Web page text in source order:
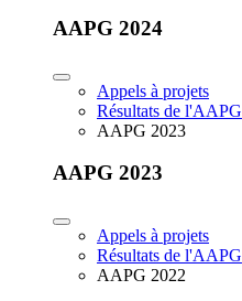
AAPG 2024
Appels à projets
Résultats de l'AAPG
AAPG 2023
AAPG 2023
Appels à projets
Résultats de l'AAPG
AAPG 2022